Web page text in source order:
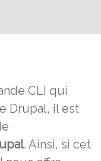
CLI qui
Drupal, il est
. Ainsi, si cet